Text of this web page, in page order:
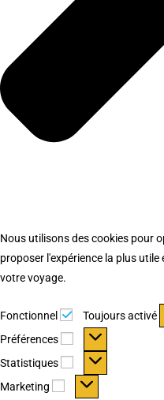
Nous utilisons des cookies pour
proposer l'expérience la plus
votre voyage.
Fonctionnel Fonctionnel
Toujours activé
Préférences
Préférences
Statistiques Statistiques
Marketing Marketing